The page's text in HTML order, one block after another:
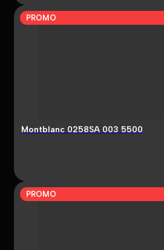
PROMO
Montblanc 0258SA 003 5500
PROMO